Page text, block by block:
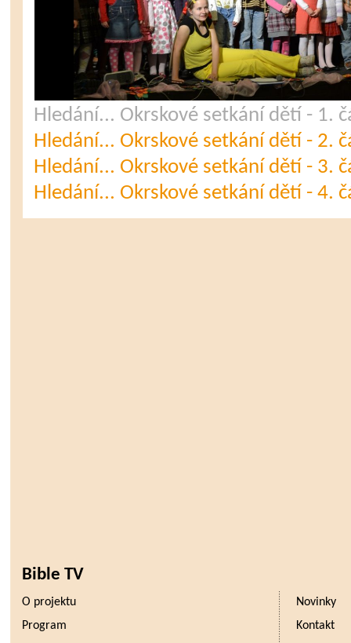
Hledání... Okrskové setkání dětí - 1.
Hledání... Okrskové setkání dětí - 2.
Hledání... Okrskové setkání dětí - 3.
Hledání... Okrskové setkání dětí - 4.
Bible TV
O projektu
Novinky
Program
Kontakt